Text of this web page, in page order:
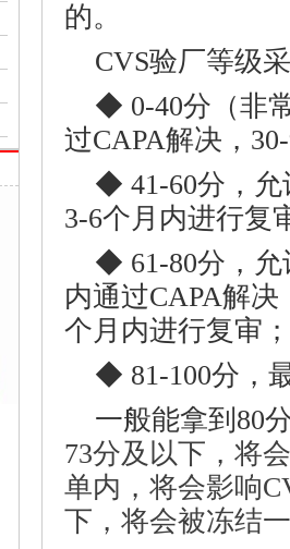
的。
CVS验厂等级
◆ 0-40分（非
过CAPA解决，
◆ 41-60分，允
3-6个月内进行复
◆ 61-80分，允
内通过CAPA解
个月内进行复审；
◆ 81-100分，
一般能拿到 80
73分及以下，将
单内，将会影响
下，将会被冻结